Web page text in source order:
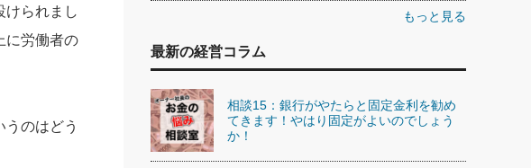
けられまし
に労働者の
のはどう
もっと見る
最新の経営コラム
相談15：銀行がやたらと固定金利を勧め
てきます！やはり固定がよいのでしょう
か！